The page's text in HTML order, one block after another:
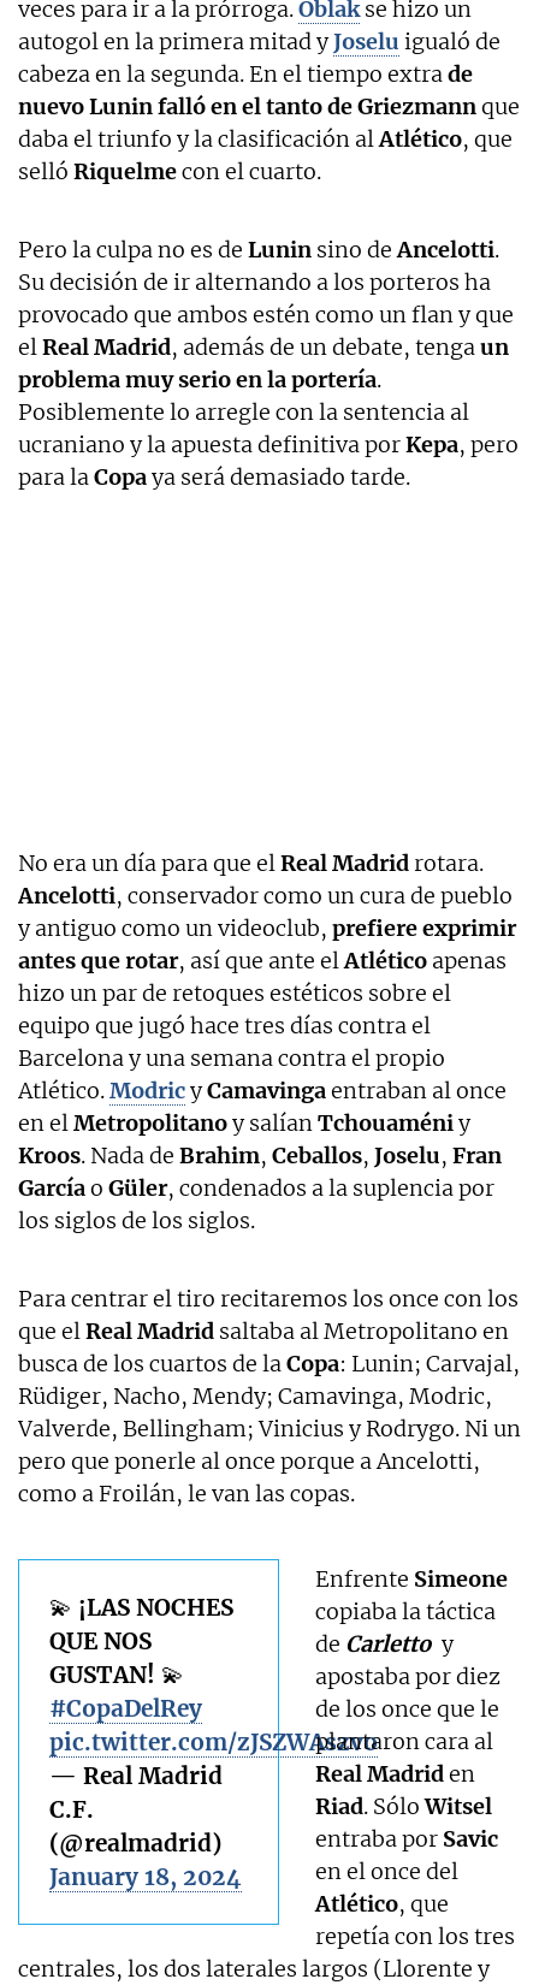
veces para ir a la prórroga.Oblakse hizo un
autogol en la primera mitad yJoselu igualó de
cabeza en la segunda. En el tiempo extrade
nuevo Lunin falló en el tanto de Griezmannque
daba el triunfo y la clasificación alAtlético, que
selló Riquelmecon el cuarto.
Pero la culpa no es de Lunin sino deAncelotti.
Su decisión de ir alternando a los porteros ha
provocado que ambos estén como un flan y que
elReal Madrid, además de un debate, tengaun
problema muy serio en la portería.
Posiblemente lo arregle con la sentencia al
ucraniano y la apuesta definitiva porKepa, pero
para laCopaya será demasiado tarde.
No era un día para que elReal Madridrotara.
Ancelotti, conservador como un cura de pueblo
y antiguo como un videoclub, prefiere exprimir
antes que rotar, así que ante elAtlético apenas
hizo un par de retoques estéticos sobre el
equipo que jugó hace tres días contra el
Barcelona y una semana contra el propio
Atlético.ModricyCamavingaentraban al once
en elMetropolitanoy salíanTchouaméniy
Kroos. Nada de Brahim, Ceballos, Joselu, Fran
Garcíao Güler, condenados a la suplencia por
los siglos de los siglos.
Para centrar el tiro recitaremos los once con los
que elReal Madrid saltaba al Metropolitano en
busca de los cuartos de laCopa: Lunin; Carvajal,
Rüdiger, Nacho, Mendy; Camavinga, Modric,
Valverde, Bellingham; Vinicius y Rodrygo. Ni un
pero que ponerle al once porque a Ancelotti,
como a Froilán, le van las copas.
💫 ¡LAS NOCHES
QUE NOS
GUSTAN! 💫
#CopaDelRey
pic.twitter.com/zJSZWAszvo
— Real Madrid
C.F.
(@realmadrid)
January 18, 2024
Enfrente Simeone
copiaba la táctica
de Carletto y
apostaba por diez
de los once que le
plantaron cara al
Real Madriden
Riad. SóloWitsel
entraba por Savic
en el once del
Atlético, que
repetía con los tres
centrales, los dos laterales largos (Llorente y